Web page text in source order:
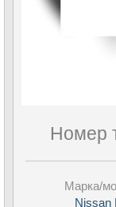
Номер
Марка/
Nissan